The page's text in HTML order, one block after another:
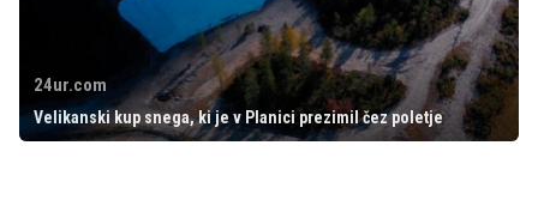
24ur.com
Velikanski kup snega, ki je v Planici prezimil čez poletje